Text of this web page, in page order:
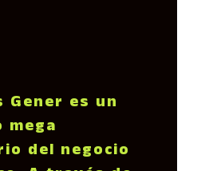
Gener es un
mega
del negocio